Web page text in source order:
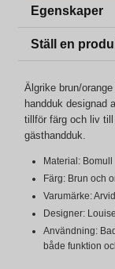
Egenskaper
Ställ en
Älgrike brun/
handduk designad
tillför färg och liv
gästhandduk.
Material: Bomull
Färg: Brun och
Varumärke:
Designer:
Användning:
både funktion